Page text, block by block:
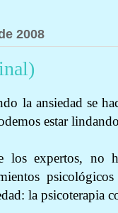
2008
la ansiedad se
estar
los expertos, no
la psicoterapia